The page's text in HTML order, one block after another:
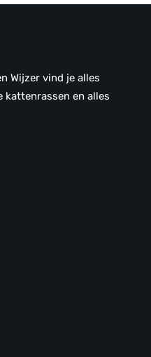
Wijzer vind je alles
kattenrassen en alles